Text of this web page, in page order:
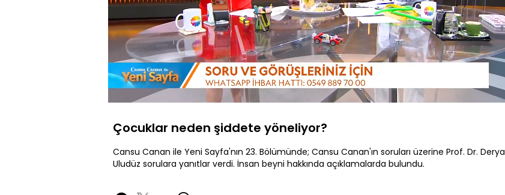
Sessiz
Yüklendi:
11.93%
Oynatma
Çocuklar neden şiddete yöneliyor?
Cansu Canan ile Yeni Sayfa'nın 23. Bölümünde; Cansu Canan'ın soruları üzerine Prof. Dr. Derya
Uludüz sorulara yanıtlar verdi. İnsan beyni hakkında açıklamalarda bulundu.